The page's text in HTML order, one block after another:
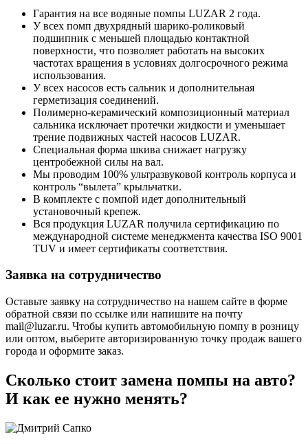
Гарантия на все водяные помпы LUZAR 2 года.
У всех помп двухрядный шарико-роликовый
подшипник с меньшей площадью контактной
поверхности, что позволяет работать на высоких
частотах вращения в условиях долгосрочного режима
использования.
У всех насосов есть сальник и дополнительная
герметизация соединений.
Полимерно-керамический композиционный материал
сальника исключает протечки жидкости и уменьшает
трение подвижных частей насосов LUZAR.
Специальная форма шкива снижает нагрузку
центробежной силы на вал.
Мы проводим 100% ультразвуковой контроль корпуса и
контроль “вылета” крыльчатки.
В комплекте с помпой идет дополнительный
установочный крепеж.
Вся продукция LUZAR получила сертификацию по
международной системе менеджмента качества ISO 9001
TUV и имеет сертификаты соответствия.
Заявка на сотрудничество
Оставьте заявку на сотрудничество на нашем сайте в форме
обратной связи по ссылке или напишите на почту
mail@luzar.ru. Чтобы купить автомобильную помпу в розницу
или оптом, выберите авторизированную точку продаж вашего
города и оформите заказ.
Сколько стоит замена помпы на авто?
И как ее нужно менять?